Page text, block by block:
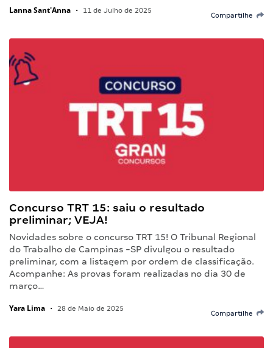
Lanna Sant'Anna • 11 de Julho de 2025
Compartilhe
Concurso TRT 15: saiu o resultado
preliminar; VEJA!
Novidades sobre o concurso TRT 15! O Tribunal Regional
do Trabalho de Campinas -SP divulgou o resultado
preliminar, com a listagem por ordem de classificação.
Acompanhe: As provas foram realizadas no dia 30 de
março…
Yara Lima • 28 de Maio de 2025
Compartilhe